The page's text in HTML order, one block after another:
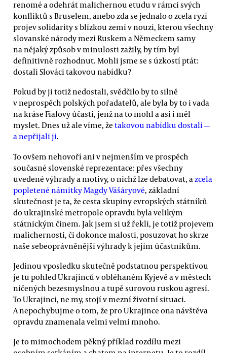
renomé a odehrát malichernou etudu v rámci svých
konfliktů s Bruselem, anebo zda se jednalo o zcela ryzí
projev solidarity s blízkou zemí v nouzi, kterou všechny
slovanské národy mezi Ruskem a Německem samy
na nějaký způsob v minulosti zažily, by tím byl
definitivně rozhodnut. Mohli jsme se s úzkostí ptát:
dostali Slováci takovou nabídku?
Pokud by ji totiž nedostali, svědčilo by to silně
v neprospěch polských pořadatelů, ale byla by to i vada
na kráse Fialovy účasti, jenž na to mohl a asi i měl
myslet. Dnes už ale víme, že takovou nabídku dostali —
a nepřijali ji.
To ovšem nehovoří ani v nejmenším ve prospěch
současné slovenské reprezentace: přes všechny
uvedené výhrady a motivy, o nichž lze debatovat, a zcela
popletené námitky Magdy Vášáryové, základní
skutečnost je ta, že cesta skupiny evropských státníků
do ukrajinské metropole opravdu byla velikým
státnickým činem. Jak jsem si už řekli, je totiž projevem
malichernosti, či dokonce malosti, posuzovat ho skrze
naše sebeoprávněnější výhrady k jejím účastníkům.
Jedinou vposledku skutečně podstatnou perspektivou
je tu pohled Ukrajinců v obléhaném Kyjevě a v městech
ničených bezesmyslnou a tupě surovou ruskou agresí.
To Ukrajinci, ne my, stojí v mezní životní situaci.
A nepochybujme o tom, že pro Ukrajince ona návštěva
opravdu znamenala velmi velmi mnoho.
Je to mimochodem pěkný příklad rozdílu mezi